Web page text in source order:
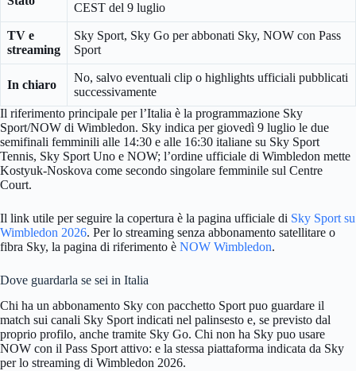
CEST del 9 luglio
TV e
streaming
Sky Sport, Sky Go per abbonati Sky, NOW con Pass
Sport
In chiaro
No, salvo eventuali clip o highlights ufficiali pubblicati
successivamente
Il riferimento principale per l’Italia è la programmazione Sky
Sport/NOW di Wimbledon. Sky indica per giovedì 9 luglio le due
semifinali femminili alle 14:30 e alle 16:30 italiane su Sky Sport
Tennis, Sky Sport Uno e NOW; l’ordine ufficiale di Wimbledon mette
Kostyuk-Noskova come secondo singolare femminile sul Centre
Court.
Il link utile per seguire la copertura è la pagina ufficiale di Sky Sport su
Wimbledon 2026. Per lo streaming senza abbonamento satellitare o
fibra Sky, la pagina di riferimento è NOW Wimbledon.
Dove guardarla se sei in Italia
Chi ha un abbonamento Sky con pacchetto Sport puo guardare il
match sui canali Sky Sport indicati nel palinsesto e, se previsto dal
proprio profilo, anche tramite Sky Go. Chi non ha Sky puo usare
NOW con il Pass Sport attivo: e la stessa piattaforma indicata da Sky
per lo streaming di Wimbledon 2026.